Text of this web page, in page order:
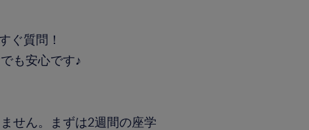
ぐ質問！
も安心です♪
せん。まずは2週間の座学